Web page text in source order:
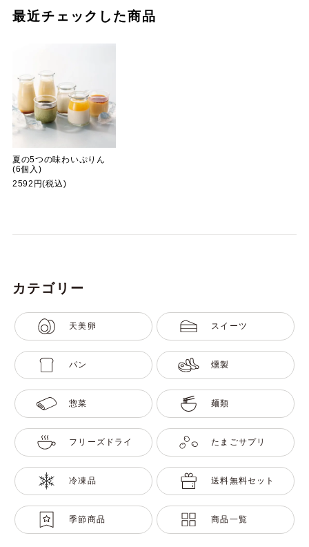
最近チェックした商品
夏の5つの味わいぷりん
(6個入)
2592円(税込)
カテゴリー
天美卵 スイーツ
パン 燻製
惣菜 麺類
フリーズドライ たまごサプリ
冷凍品 送料無料セット
季節商品 商品一覧